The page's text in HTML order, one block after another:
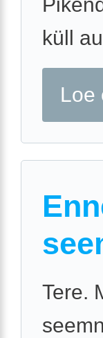
küll
Loe
Tere.